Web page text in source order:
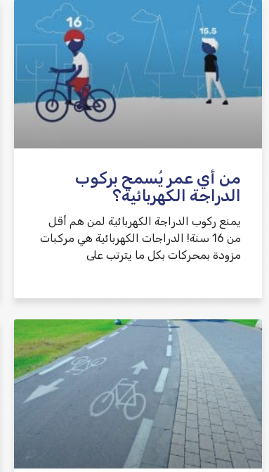
من أي عمر يُسمح بركوب
الدراجة الكهربائية؟
يمنع ركوب الدراجة الكهربائية لمن هم أقل
من 16 سنة! الدراجات الكهربائية هي مركبات
مزودة بمحركات بكل ما يترتب على